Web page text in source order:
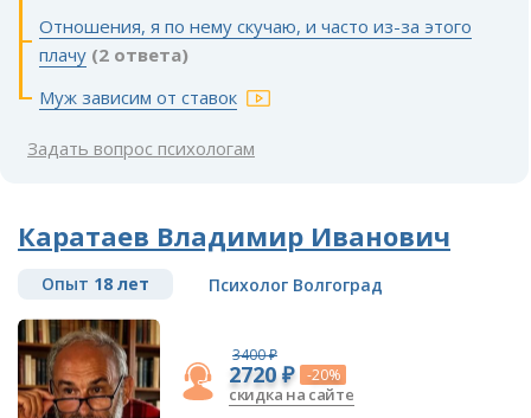
Отношения, я по нему скучаю, и часто из-за этого
плачу (2 ответа)
Муж зависим от ставок
Задать вопрос психологам
Каратаев Владимир Иванович
Опыт 18 лет Психолог Волгоград
3400 ₽
2720 ₽ -20%
скидка на сайте